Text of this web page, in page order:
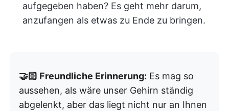
aufgegeben haben? Es geht mehr darum,
anzufangen als etwas zu Ende zu bringen.
🤝🏻 Freundliche Erinnerung: Es mag so
aussehen, als wäre unser Gehirn ständig
abgelenkt, aber das liegt nicht nur an Ihnen